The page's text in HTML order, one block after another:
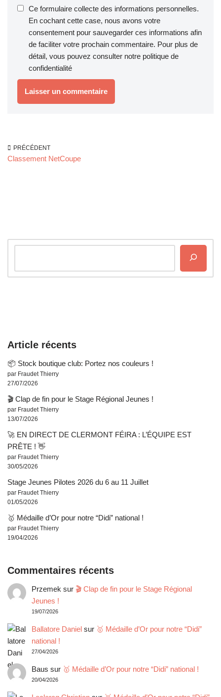
Ce formulaire collecte des informations personnelles.
En cochant cette case, nous avons votre
consentement pour sauvegarder ces informations afin
de faciliter votre prochain commentaire. Pour plus de
détail, vous pouvez consulter notre politique de
confidentialité
PRÉCÉDENT
Classement NetCoupe
Article récents
📦 Stock boutique club: Portez nos couleurs !
par Fraudet Thierry
27/07/2026
🎬 Clap de fin pour le Stage Régional Jeunes !
par Fraudet Thierry
13/07/2026
🚀 EN DIRECT DE CLERMONT FÉIRA : L’ÉQUIPE EST
PRÊTE ! 👋
par Fraudet Thierry
30/05/2026
Stage Jeunes Pilotes 2026 du 6 au 11 Juillet
par Fraudet Thierry
01/05/2026
🥇 Médaille d’Or pour notre “Didi” national !
par Fraudet Thierry
19/04/2026
Commentaires récents
Przemek sur 🎬 Clap de fin pour le Stage Régional
Jeunes !
19/07/2026
Ballatore Danielsur 🥇 Médaille d’Or pour notre “Didi”
national !
27/04/2026
Baus sur 🥇 Médaille d’Or pour notre “Didi” national !
20/04/2026